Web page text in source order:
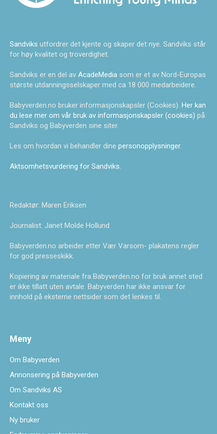
Sandviks utfordrer det kjente og skaper det nye. Sandviks står
for høy kvalitet og troverdighet.
Sandviks er en del av AcadeMedia som er et av Nord-Europas
største utdanningsselskaper med ca 18 000 medarbeidere.
Babyverden.no bruker informasjonskapsler (Cookies). Her kan
du lese mer om vår bruk av informasjonskapsler (cookies) på
Sandviks og Babyverden sine siter.
Les om hvordan vi behandler dine personopplysninger.
Aktsomhetsvurdering for Sandviks.
Redaktør: Maren Eriksen
Journalist: Janet Molde Hollund
Babyverden.no arbeider etter Vær Varsom- plakatens regler
for god presseskikk.
Kopiering av materiale fra Babyverden.no for bruk annet sted
er ikke tillatt uten avtale. Babyverden har ikke ansvar for
innhold på eksterne nettsider som det lenkes til.
Meny
Om Babyverden
Annonsering på Babyverden
Om Sandviks AS
Kontakt oss
Ny bruker